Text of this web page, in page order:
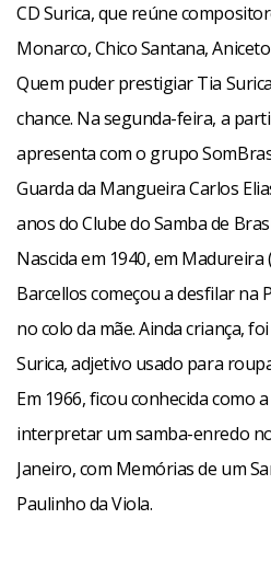
CD Surica, que reúne
Monarco, Chico Santana,
Quem puder prestigiar Tia
chance. Na segunda-feira, a
apresenta com o grupo
Guarda da Mangueira Carlos
anos do Clube do Samba de
Nascida em 1940, em Madureira
Barcellos começou a desfilar na
no colo da mãe. Ainda criança,
Surica, adjetivo usado para
Em 1966, ficou conhecida como
interpretar um samba-enredo
Janeiro, com Memórias de um
Paulinho da Viola.